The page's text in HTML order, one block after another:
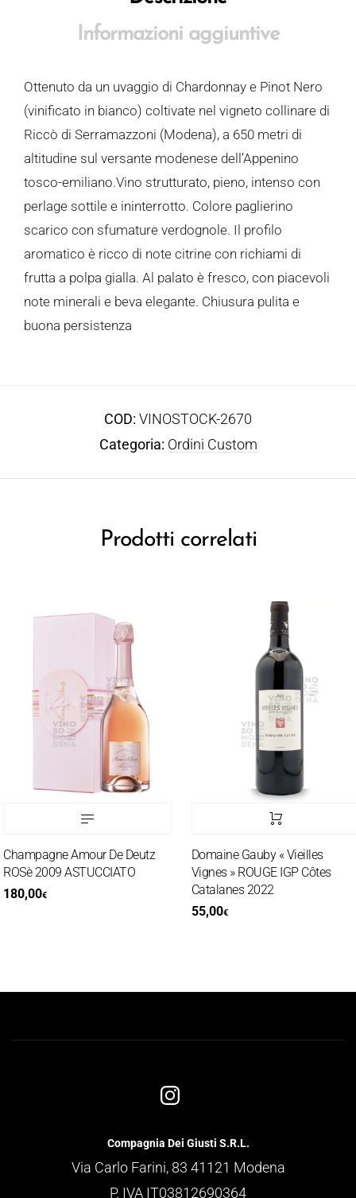
Informazioni aggiuntive
Ottenuto da un uvaggio di Chardonnay e Pinot Nero
(vinificato in bianco) coltivate nel vigneto collinare di
Riccò di Serramazzoni (Modena), a 650 metri di
altitudine sul versante modenese dell’Appenino
tosco-emiliano.Vino strutturato, pieno, intenso con
perlage sottile e ininterrotto. Colore paglierino
scarico con sfumature verdognole. Il profilo
aromatico è ricco di note citrine con richiami di
frutta a polpa gialla. Al palato è fresco, con piacevoli
note minerali e beva elegante. Chiusura pulita e
buona persistenza
COD: VINOSTOCK-2670
Categoria: Ordini Custom
Prodotti correlati
Amour De Deutz
2009 ASTUCCIATO
€
Domaine Gauby « Vieilles
Vignes » ROUGE IGP Côtes
Catalanes 2022
55,00€
Compagnia Dei Giusti S.R.L.
Via Carlo Farini, 83 41121 Modena
P. IVA IT03812690364